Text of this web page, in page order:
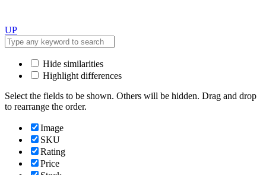
UP
Hide similarities
Highlight differences
Select the fields to be shown. Others will be hidden. Drag and drop
to rearrange the order.
Image
SKU
Rating
Price